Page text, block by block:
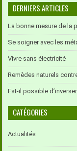
DERNIERS ARTICLES
La bonne mesure de la
Se soigner avec les
Vivre sans électricité
Remèdes naturels
Est-il possible
CATÉGORIES
Actualités